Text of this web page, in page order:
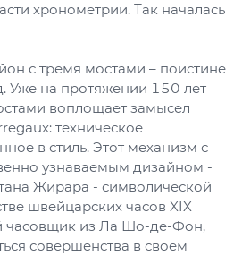
хронометрии. Так началась
с тремя мостами – поистине
Уже на протяжении 150 лет
воплощает замысел
техническое
в стиль. Этот механизм с
узнаваемым дизайном -
Жирара - символической
швейцарских часов XIX
часовщик из Ла Шо-де-Фон,
совершенства в своем